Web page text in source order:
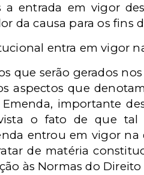
a entrada em vigor
da causa para os fins
entra em vigor
que serão gerados
aspectos que
importante
o fato de que
entrou em vigor
de matéria
às Normas do Direito